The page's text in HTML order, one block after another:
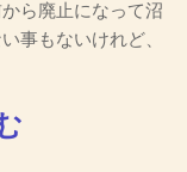
ら廃止になって沼
事もないけれど、